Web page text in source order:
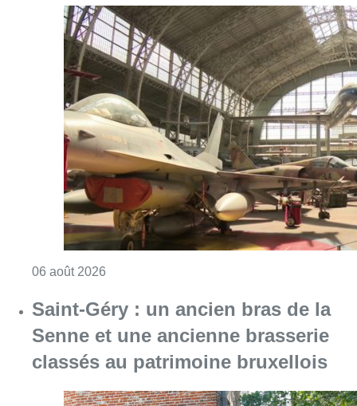
06 août 2026
Saint-Géry : un ancien bras de la
Senne et une ancienne brasserie
classés au patrimoine bruxellois